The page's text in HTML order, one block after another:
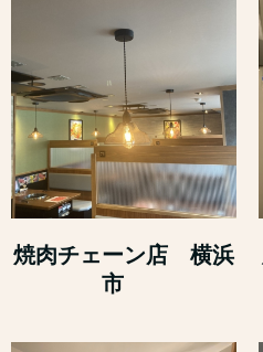
焼肉チェーン店 横浜
市